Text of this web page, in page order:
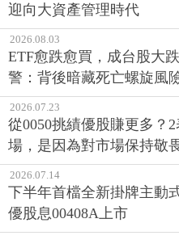
迎向大資產管理時代
2026.08.03
ETF愈跌愈買，成台股大
警：背後暗藏死亡螺旋風
2026.07.23
從0050挑績優股賺更多？
場，是因為對市場保持敬
2026.07.14
下半年首檔全新掛牌主動
優股息00408A上市